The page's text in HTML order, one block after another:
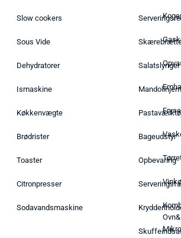
Slow cookers
Sous Vide
Dehydratorer
Ismaskine
Køkkenvægte
Brødrister
Toaster
Citronpresser
Sodavandsmaskine
Salatslynger
Mandolinjern
Bageudstyr
Opbevaring
Ovn&